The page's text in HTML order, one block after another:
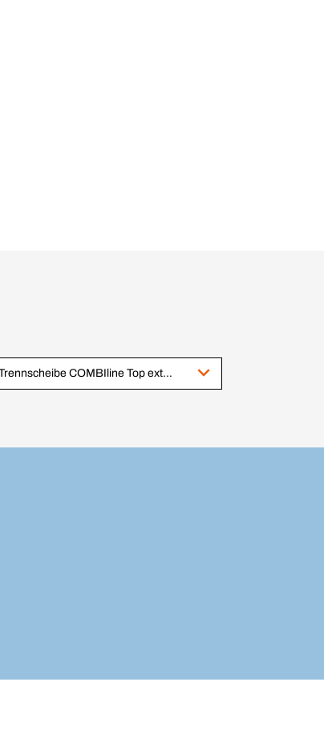
1012927 Trennscheibe COMBIline Top extra dünn 125 x 0,6 x 22,23 mm